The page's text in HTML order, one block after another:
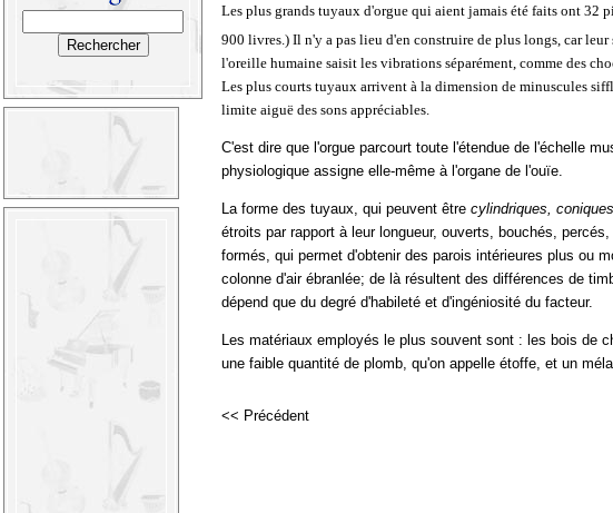
Les plus grands tuyaux d'orgue qui aient jamais été faits ont 32
900 livres.) Il n'y a pas lieu d'en construire de plus longs, car
l'oreille humaine saisit les vibrations séparément, comme des
Les plus courts tuyaux arrivent à la dimension de minuscules
limite aiguë des sons appréciables.
C'est dire que l'orgue parcourt toute l'étendue de l'échelle
physiologique assigne elle-même à l'organe de l'ouïe.
La forme des tuyaux, qui peuvent être cylindriques,
étroits par rapport à leur longueur, ouverts, bouchés,
formés, qui permet d'obtenir des parois intérieures plus ou
colonne d'air ébranlée; de là résultent des différences de
dépend que du degré d'habileté et d'ingéniosité du facteur.
Les matériaux employés le plus souvent sont : les bois de
une faible quantité de plomb, qu'on appelle étoffe, et un
<< Précédent